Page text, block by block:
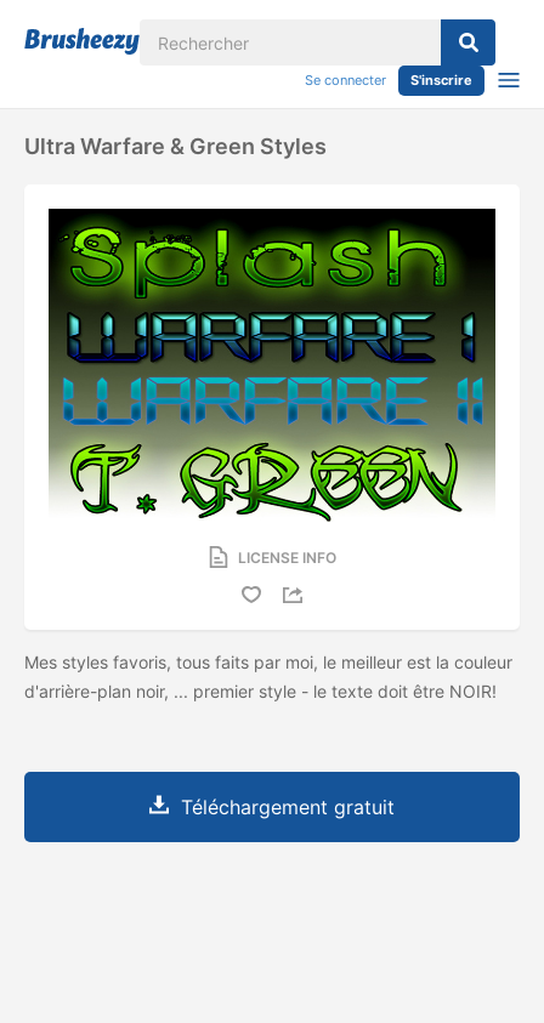
Se connecter S'inscrire
Ultra Warfare & Green Styles
LICENSE INFO
Mes styles favoris, tous faits par moi, le meilleur est la couleur
d'arrière-plan noir, ... premier style - le texte doit être NOIR!
Téléchargement gratuit